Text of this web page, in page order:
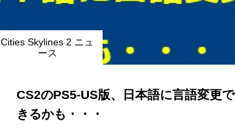
Cities Skylines 2 ニュ
ース
CS2のPS5-US版、日本語に言語変更で
きるかも・・・